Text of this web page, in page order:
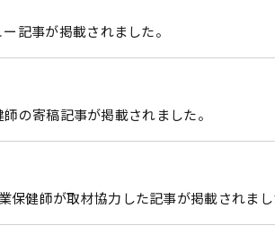
記事が掲載されました。
の寄稿記事が掲載されました。
保健師が取材協力した記事が掲載されまし